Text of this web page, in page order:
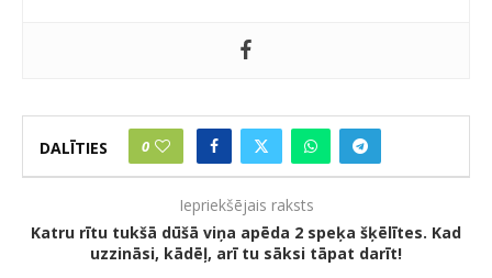
DALĪTIES 0
Iepriekšējais raksts
Katru rītu tukšā dūšā viņa apēda 2 speķa šķēlītes. Kad
uzzināsi, kādēļ, arī tu sāksi tāpat darīt!